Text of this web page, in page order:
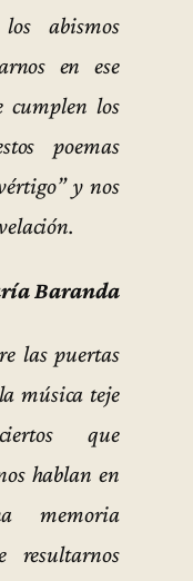
abismos
en ese
cumplen los
poemas
y nos
Baranda
las puertas
música teje
que
hablan en
memoria
resultarnos